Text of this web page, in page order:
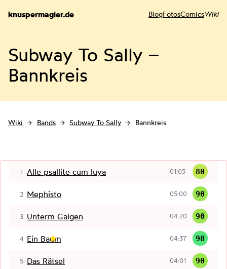
knuspermagier.de BlogFotosComicsWiki
Subway To Sally –
Bannkreis
Wiki Bands Subway To Sally Bannkreis
1 Alle psallite cum luya 01:05 80
2 Mephisto 05:00 90
3 Unterm Galgen 04:20 90
4 Ein Baum 04:37 98
5 Das Rätsel 04:01 90